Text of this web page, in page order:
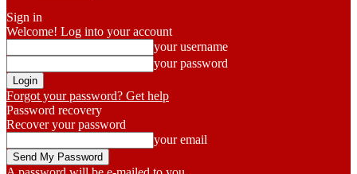
Sign in
Welcome! Log into your account
your username
your password
Forgot your password? Get help
Password recovery
Recover your password
your email